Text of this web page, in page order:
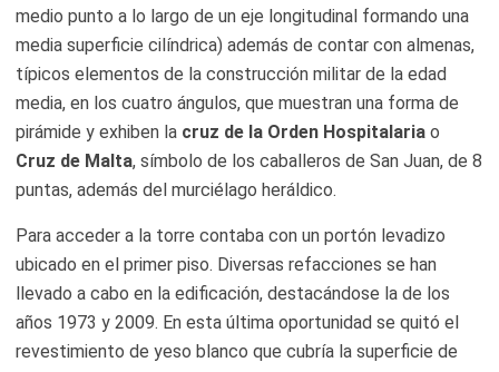
medio punto a lo largo de un eje longitudinal formando una
media superficie cilíndrica) además de contar con almenas,
típicos elementos de la construcción militar de la edad
media, en los cuatro ángulos, que muestran una forma de
pirámide y exhiben la cruz de la Orden Hospitalaria o
Cruz de Malta, símbolo de los caballeros de San Juan, de 8
puntas, además del murciélago heráldico.
Para acceder a la torre contaba con un portón levadizo
ubicado en el primer piso. Diversas refacciones se han
llevado a cabo en la edificación, destacándose la de los
años 1973 y 2009. En esta última oportunidad se quitó el
revestimiento de yeso blanco que cubría la superficie de